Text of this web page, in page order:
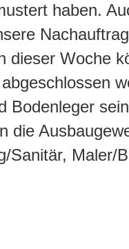
haben.
dieser Woche
Bodenleger
die
Sanitär, Maler/